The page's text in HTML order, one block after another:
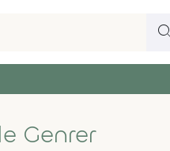
Genrer